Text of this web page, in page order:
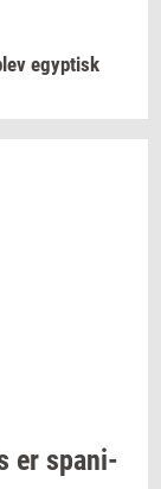
egyp­tisk
er spa­ni­